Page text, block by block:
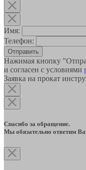
Имя:
Телефон:
Отправить
Нажимая кнопку
и согласен с условиями
Заявка на прокат
Спасибо за обращение.
Мы обязательно ответим